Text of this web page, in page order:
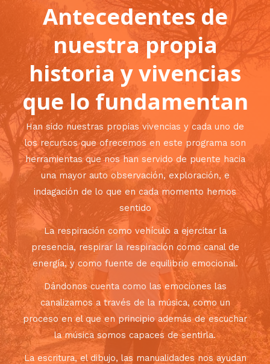
Antecedentes de
nuestra propia
historia y vivencias
que lo fundamentan
Han sido nuestras propias vivencias y cada uno de
los recursos que ofrecemos en este programa son
herramientas que nos han servido de puente hacia
una mayor auto observación, exploración, e
indagación de lo que en cada momento hemos
sentido
La respiración como vehículo a ejercitar la
presencia, respirar la respiración como canal de
energía, y como fuente de equilibrio emocional.
Dándonos cuenta como las emociones las
canalizamos a través de la música, como un
proceso en el que en principio además de escuchar
la música somos capaces de sentirla.
La escritura, el dibujo, las manualidades nos ayudan